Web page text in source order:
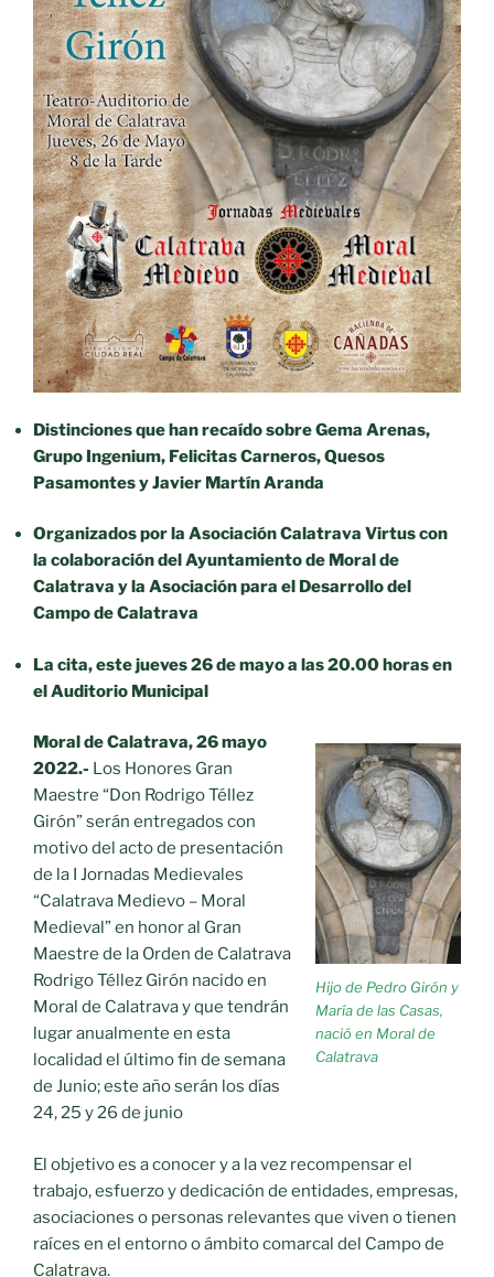
Distinciones que han recaído sobre Gema Arenas,
Grupo Ingenium, Felicitas Carneros, Quesos
Pasamontes y Javier Martín Aranda
Organizados por la Asociación Calatrava Virtus con
la colaboración del Ayuntamiento de Moral de
Calatrava y la Asociación para el Desarrollo del
Campo de Calatrava
La cita, este jueves 26 de mayo a las 20.00 horas en
el Auditorio Municipal
Hijo de Pedro Girón y
María de las Casas,
nació en Moral de
Calatrava
Moral de Calatrava, 26 mayo
2022.- Los Honores Gran
Maestre “Don Rodrigo Téllez
Girón” serán entregados con
motivo del acto de presentación
de la I Jornadas Medievales
“Calatrava Medievo – Moral
Medieval” en honor al Gran
Maestre de la Orden de Calatrava
Rodrigo Téllez Girón nacido en
Moral de Calatrava y que tendrán
lugar anualmente en esta
localidad el último fin de semana
de Junio; este año serán los días
24, 25 y 26 de junio
El objetivo es a conocer y a la vez recompensar el
trabajo, esfuerzo y dedicación de entidades, empresas,
asociaciones o personas relevantes que viven o tienen
raíces en el entorno o ámbito comarcal del Campo de
Calatrava.